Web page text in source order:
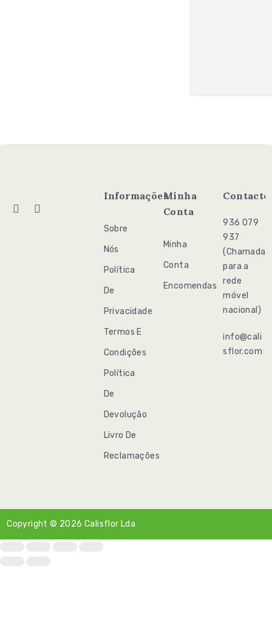
Informações
Sobre
Nós
Política
De
Privacidade
Termos E
Condições
Política
De
Devolução
Livro De
Reclamações
Minha
Conta
Minha
Conta
Encomendas
936 079
937
(Chamada
para a
rede
móvel
nacional)
info@cali
sflor.com
Copyright © 2026Calisflor Lda